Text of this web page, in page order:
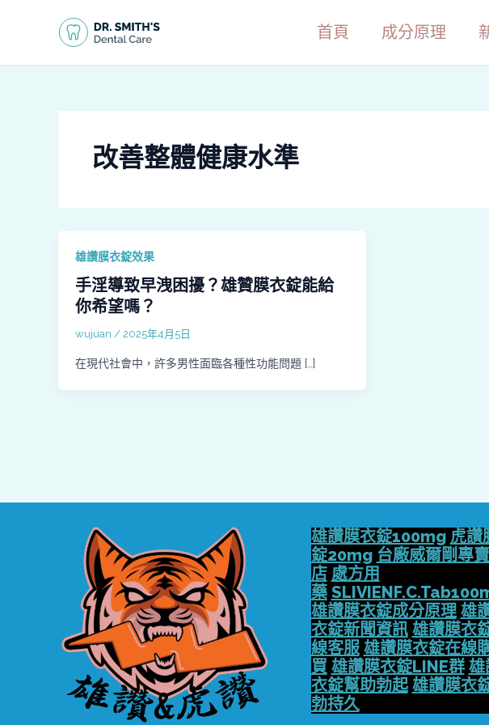
首頁 成分原理
改善整體健康水準
雄讚膜衣錠效果
手淫導致早洩困擾？雄贊膜衣錠能給
你希望嗎？
wujuan / 2025年4月5日
在現代社會中，許多男性面臨各種性功能問題 […]
雄讚膜衣錠100mg 虎讚
錠20mg 台廠威爾剛專賣
店 處方用
藥
雄讚膜衣錠成分原理 雄
衣錠新聞資訊 雄讚膜衣
線客服 雄讚膜衣錠在線
買 雄讚膜衣錠LINE群 雄
衣錠幫助勃起 雄讚膜衣
勃持久